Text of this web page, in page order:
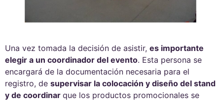
Una vez tomada la decisión de asistir, es importante
elegir a un coordinador del evento. Esta persona se
encargará de la documentación necesaria para el
registro, de supervisar la colocación y diseño del stand
y de coordinar que los productos promocionales se